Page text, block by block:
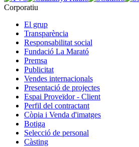
Corporatiu
El grup
Transparència
Responsabilitat social
Fundació La Marató
Premsa
Publicitat
Vendes internacionals
Presentació de projectes
Espai Proveïdor - Client
Perfil del contractant
Còpia i Venda d'imatges
Botiga
Selecció de personal
Càsting